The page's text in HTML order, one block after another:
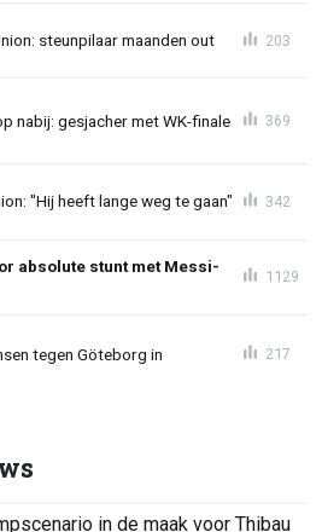
steunpilaar maanden out 203
nabij: gesjacher met WK-finale 369
"Hij heeft lange weg te gaan" 342
absolute stunt met Messi-
1129
tegen Göteborg in 217
in de maak voor Thibau